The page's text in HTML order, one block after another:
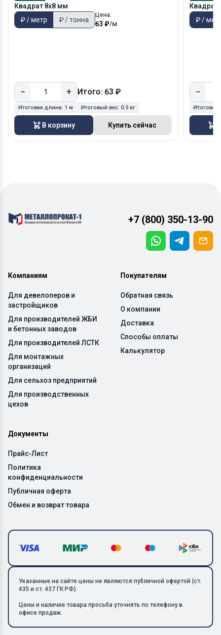
Квадрат 8х8 мм
₽ / метр
₽ / тонна
Цена:
63 ₽/м
− + Итого: 63 ₽
Итоговая длина: 1 м Итоговый вес: 0.5 кг
В корзину Купить сейчас
Квадрат
₽ /
−
+7 (800) 350-13-90
Компаниям
Для девелоперов и
застройщиков
Для производителей ЖБИ
и бетонных заводов
Для производителей ЛСТК
Для монтажных
организаций
Для сельхоз предприятий
Для производственных
цехов
Покупателям
Обратная связь
О компании
Доставка
Способы оплаты
Калькулятор
Документы
Прайс-Лист
Политика
конфиденциальности
Публичная оферта
Обмен и возврат товара
Указанные на сайте цены не являются публичной офертой (ст.
435 и ст. 437 ГК РФ).
Цены и наличие товара просьба уточнять по телефону в
офисе продаж.